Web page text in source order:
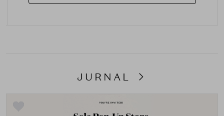
JURNAL